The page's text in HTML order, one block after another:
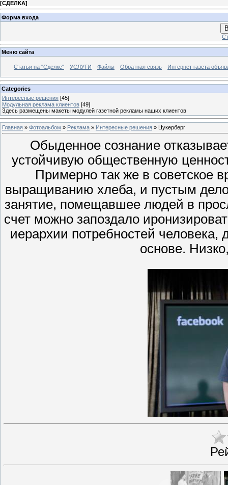
[СДЕЛКА]
Форма входа
Меню сайта
Статьи на "Сделке" УСЛУГИ Файлы Обратная связь Интернет газета
Categories
Интересные решения [45]
Модульная реклама клиентов [49]
Здесь размещены макеты модулей газетной рекламы наших клиентов
Главная » Фотоальбом » Реклама » Интересные решения » Цукерберг
Обыденное сознание
устойчивую общественную
Примерно так же в советское
выращиванию хлеба, и пустым
занятие, помещавшее людей в
счет можно запоздало
иерархии потребностей человека,
основе.